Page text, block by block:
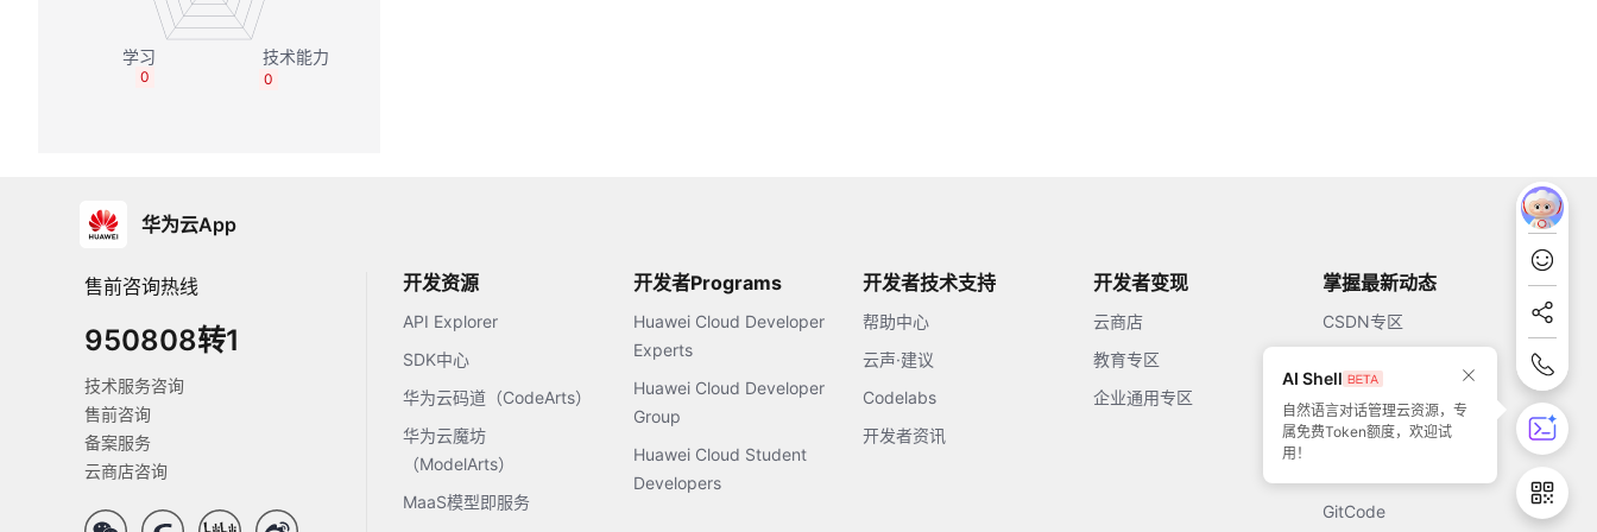
0
0
华为云App
售前咨询热线
950808转1
技术服务咨询
售前咨询
备案服务
云商店咨询
开发资源
API Explorer
SDK中心
华为云码道（CodeArts）
华为云魔坊
（ModelArts）
MaaS模型即服务
开发者Programs
Huawei Cloud Developer
Experts
Huawei Cloud Developer
Group
Huawei Cloud Student
Developers
开发者技术支持
帮助中心
云声·建议
Codelabs
开发者资讯
开发者变现
云商店
教育专区
企业通用专区
掌握最新动态
CSDN专区
51CTO
GitCode
AI Shell
自然语言对话管理云资源，专
属免费Token额度，欢迎试
用！